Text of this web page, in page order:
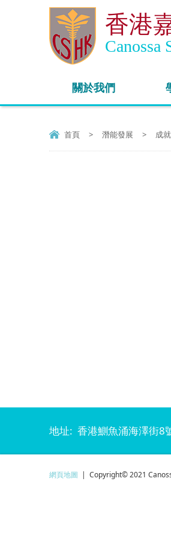
香港
Canossa
關於我們
首頁 > 潛能發展 > 成
地址: 香港鰂魚涌海澤街8
網頁地圖 | Copyright© 2021